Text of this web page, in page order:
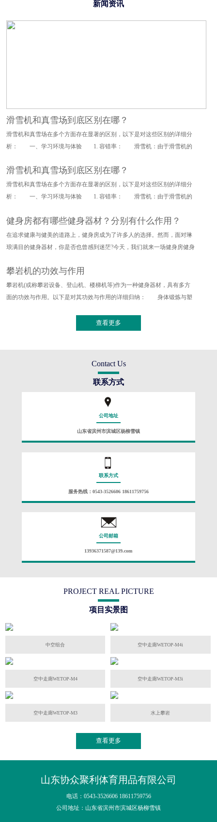
新闻资讯
滑雪机和真雪场到底区别在哪？
雪机和真雪场在多个方面存在显著的区别，以下是对这些区别的详细分
析： 一、学习环境与体验 1. 容错率： 滑雪机：由于滑雪机的
滑雪机和真雪场到底区别在哪？
雪机和真雪场在多个方面存在显著的区别，以下是对这些区别的详细分
析： 一、学习环境与体验 1. 容错率： 滑雪机：由于滑雪机的
健身房都有哪些健身器材？分别有什么作用？
追求健康与健美的道路上，健身房成为了许多人的选择。然而，面对琳
琅满目的健身器材，你是否也曾感到迷茫?今天，我们就来一场健身房健身
攀岩机的功效与作用
岩机(或称攀岩设备、登山机、楼梯机等)作为一种健身器材，具有多方
面的功效与作用。以下是对其功效与作用的详细归纳： 身体锻炼与塑
查看更多
Contact Us
联系方式
公司地址
山东省滨州市滨城区杨柳雪镇
联系方式
服务热线：0543-3526606 18611759756
公司邮箱
13936371587@139.com
PROJECT REAL PICTURE
项目实景图
中空组合 空中走廊WETOP-M4i
空中走廊WETOP-M4 空中走廊WETOP-M3i
空中走廊WETOP-M3 水上攀岩
查看更多
山东协众聚利体育用品有限公司
电话：0543-3526606 18611759756
公司地址：山东省滨州市滨城区杨柳雪镇